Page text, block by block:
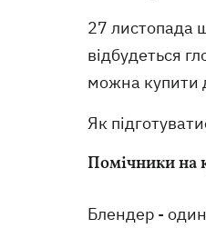
27 листопада
відбудеться
можна купити
Як
Помічники на
Блендер - один